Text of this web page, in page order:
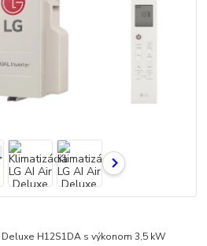
H12S1DA s výkonom 3,5 kW